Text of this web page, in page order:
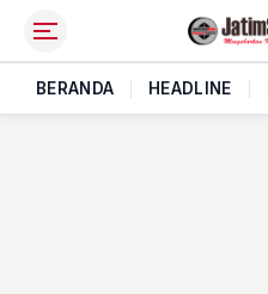
BERANDA HEADLINE